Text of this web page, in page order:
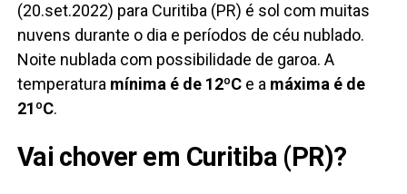
(20.set.2022) para Curitiba (PR) é sol com muitas
nuvens durante o dia e períodos de céu nublado.
Noite nublada com possibilidade de garoa. A
temperatura mínima é de 12ºCe a máxima é de
21ºC.
Vai chover em Curitiba (PR)?